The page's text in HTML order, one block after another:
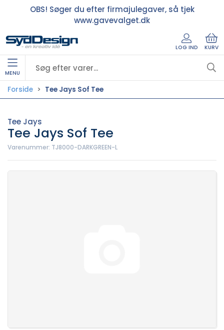
OBS! Søger du efter firmajulegaver, så tjek
www.gavevalget.dk
LOG IND KURV
MENU
Forside Tee Jays Sof Tee
Tee Jays
Tee Jays Sof Tee
Varenummer: TJ8000-DARKGREEN-L